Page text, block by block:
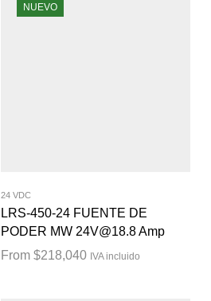
NUEVO
24 VDC
LRS-450-24 FUENTE DE
PODER MW 24V@18.8 Amp
From$218,040 IVA incluido